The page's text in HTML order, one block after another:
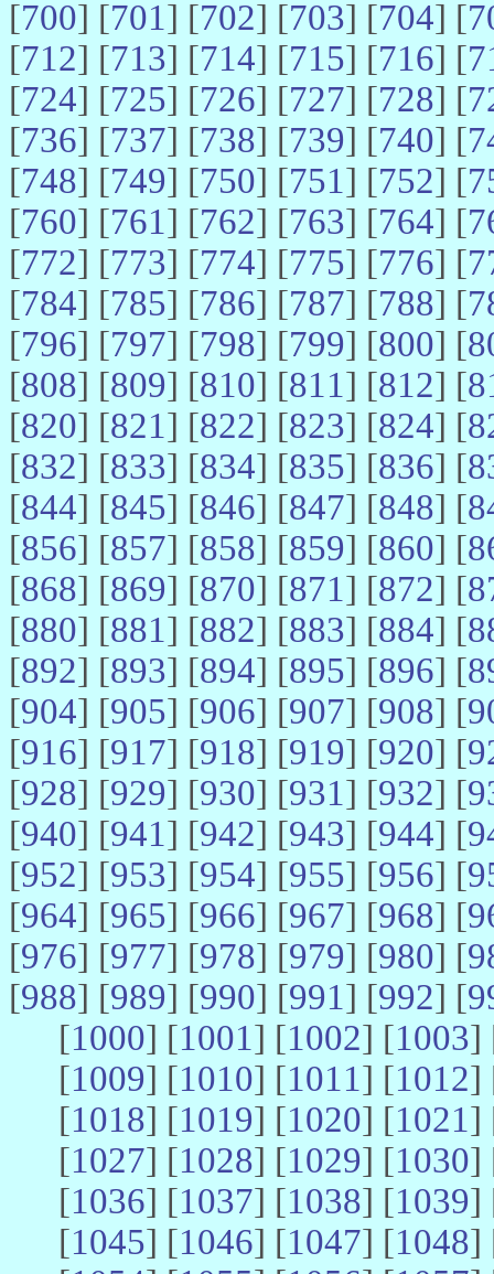
[700] [701] [702] [703] [704] [
[712] [713] [714] [715] [716] [
[724] [725] [726] [727] [728] [
[736] [737] [738] [739] [740] [
[748] [749] [750] [751] [752] [
[760] [761] [762] [763] [764] [
[772] [773] [774] [775] [776] [
[784] [785] [786] [787] [788] [
[796] [797] [798] [799] [800] [
[808] [809] [810] [811] [812] [
[820] [821] [822] [823] [824] [
[832] [833] [834] [835] [836] [
[844] [845] [846] [847] [848] [
[856] [857] [858] [859] [860] [
[868] [869] [870] [871] [872] [
[880] [881] [882] [883] [884] [
[892] [893] [894] [895] [896] [
[904] [905] [906] [907] [908] [
[916] [917] [918] [919] [920] [
[928] [929] [930] [931] [932] [
[940] [941] [942] [943] [944] [
[952] [953] [954] [955] [956] [
[964] [965] [966] [967] [968] [
[976] [977] [978] [979] [980] [
[988] [989] [990] [991] [992] [
[1000] [1001] [1002] [1003]
[1009] [1010] [1011] [1012]
[1018] [1019] [1020] [1021]
[1027] [1028] [1029] [1030]
[1036] [1037] [1038] [1039]
[1045] [1046] [1047] [1048]